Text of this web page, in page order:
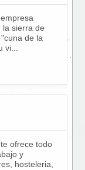
la sierra de
de la
vi...
ofrece todo
y
hosteleria,